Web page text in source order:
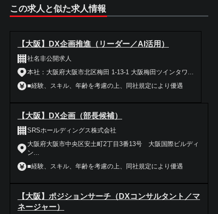
この求人と似た求人情報
【大阪】DX企画推進（リーダー／AI活用）
社名非公開求人
本社：大阪府大阪市北区梅田 1-13-1 大阪梅田ツインタワ...
■経験、スキル、年齢を考慮の上、同社規定により優遇
【大阪】DX企画（部長候補）
SRSホールディングス株式会社
大阪府大阪市中央区安土町2丁目3番13号 大阪国際ビルディ
ン...
■経験、スキル、年齢を考慮の上、同社規定により優遇
【大阪】ポジションサーチ（DXコンサルタント／マ
ネージャー）